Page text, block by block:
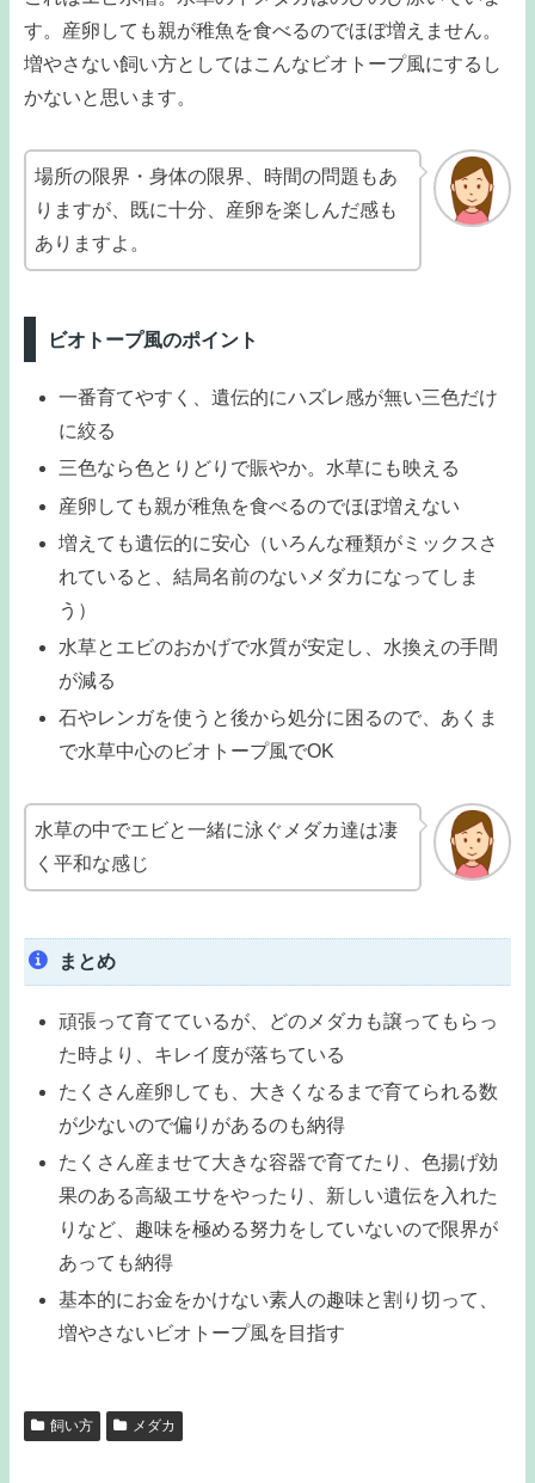
す。産卵しても親が稚魚を食べるのでほぼ増えません。
増やさない飼い方としてはこんなビオトープ風にするし
かないと思います。
場所の限界・身体の限界、時間の問題もあ
りますが、既に十分、産卵を楽しんだ感も
ありますよ。
ビオトープ風のポイント
一番育てやすく、遺伝的にハズレ感が無い三色だけ
に絞る
三色なら色とりどりで賑やか。水草にも映える
産卵しても親が稚魚を食べるのでほぼ増えない
増えても遺伝的に安心（いろんな種類がミックスさ
れていると、結局名前のないメダカになってしま
う）
水草とエビのおかげで水質が安定し、水換えの手間
が減る
石やレンガを使うと後から処分に困るので、あくま
で水草中心のビオトープ風でOK
水草の中でエビと一緒に泳ぐメダカ達は凄
く平和な感じ
まとめ
頑張って育てているが、どのメダカも譲ってもらっ
た時より、キレイ度が落ちている
たくさん産卵しても、大きくなるまで育てられる数
が少ないので偏りがあるのも納得
たくさん産ませて大きな容器で育てたり、色揚げ効
果のある高級エサをやったり、新しい遺伝を入れた
りなど、趣味を極める努力をしていないので限界が
あっても納得
基本的にお金をかけない素人の趣味と割り切って、
増やさないビオトープ風を目指す
飼い方 メダカ